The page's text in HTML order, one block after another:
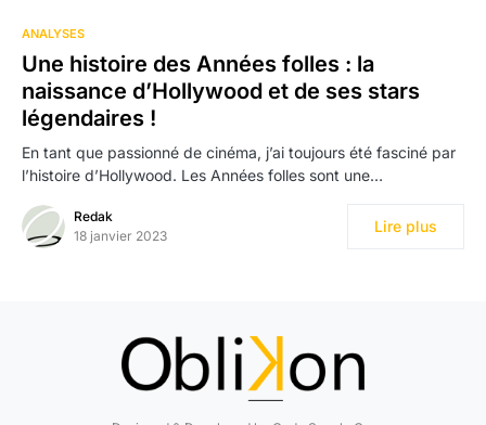
ANALYSES
Une histoire des Années folles : la
naissance d’Hollywood et de ses stars
légendaires !
En tant que passionné de cinéma, j’ai toujours été fasciné par
l’histoire d’Hollywood. Les Années folles sont une…
Redak
18 janvier 2023
Lire plus